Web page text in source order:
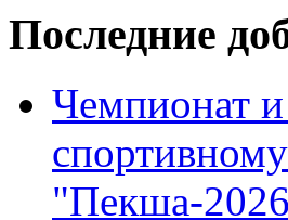
Последние
Чемпионат
"Пекша-